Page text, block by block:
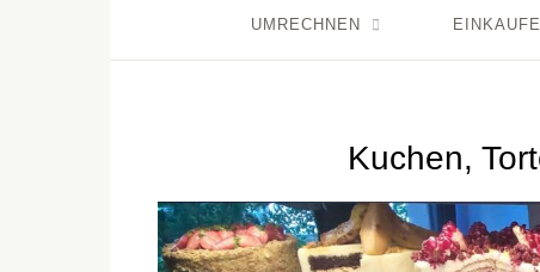
UMRECHNEN
Kuchen,